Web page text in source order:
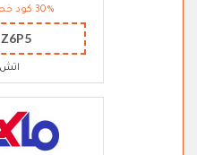
30% كود خصم اتش اند ام
Z6P5
اتش